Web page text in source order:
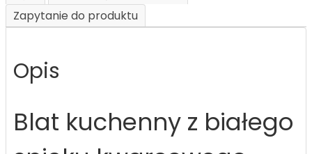
Zapytanie do produktu
Opis
Blat kuchenny z białego